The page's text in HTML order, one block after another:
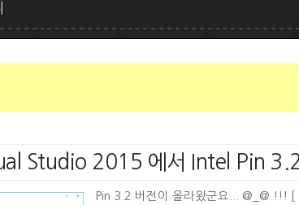
Studio 2015 에서 Intel Pin
Pin 3.2 버전이 올라왔군요... @_@ !!!